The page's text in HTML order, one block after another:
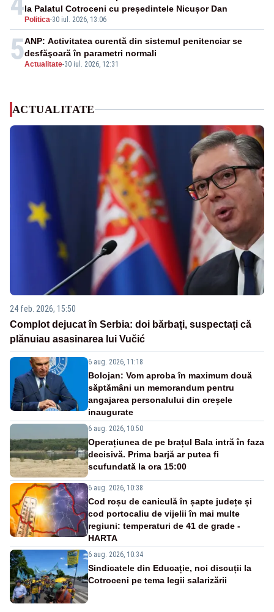
Politica-30 iul. 2026, 13:06
la Palatul Cotroceni cu președintele Nicușor Dan
5Actualitate-30 iul. 2026, 12:31
ANP: Activitatea curentă din sistemul penitenciar se
desfăşoară în parametri normali
ACTUALITATE
24 feb. 2026, 15:50
Complot dejucat în Serbia: doi bărbați, suspectați că
plănuiau asasinarea lui Vučić
6 aug. 2026, 11:18
Bolojan: Vom aproba în maximum două
săptămâni un memorandum pentru
angajarea personalului din creșele
inaugurate
6 aug. 2026, 10:50
Operațiunea de pe brațul Bala intră în faza
decisivă. Prima barjă ar putea fi
scufundată la ora 15:00
6 aug. 2026, 10:38
Cod roșu de caniculă în șapte județe și
cod portocaliu de vijelii în mai multe
regiuni: temperaturi de 41 de grade -
HARTA
6 aug. 2026, 10:34
Sindicatele din Educație, noi discuții la
Cotroceni pe tema legii salarizării